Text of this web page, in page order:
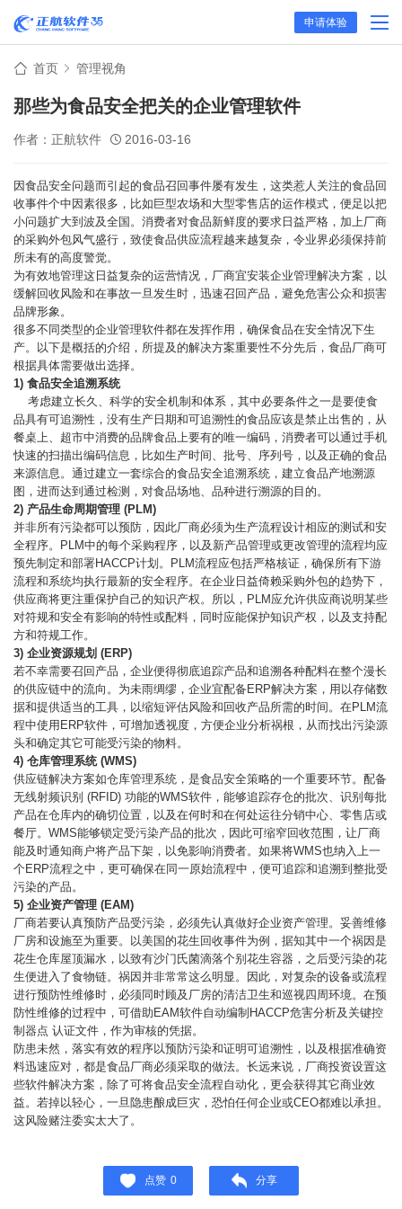
申请体验
首页 管理视角
那些为食品安全把关的企业管理软件
作者：正航软件 2016-03-16
因食品安全问题而引起的食品召回事件屡有发生，这类惹人关注的食品回
收事件个中因素很多，比如巨型农场和大型零售店的运作模式，便足以把
小问题扩大到波及全国。消费者对食品新鲜度的要求日益严格，加上厂商
的采购外包风气盛行，致使食品供应流程越来越复杂，令业界必须保持前
所未有的高度警觉。
为有效地管理这日益复杂的运营情况，厂商宜安装企业管理解决方案，以
缓解回收风险和在事故一旦发生时，迅速召回产品，避免危害公众和损害
品牌形象。
很多不同类型的企业管理软件都在发挥作用，确保食品在安全情况下生
产。以下是概括的介绍，所提及的解决方案重要性不分先后，食品厂商可
根据具体需要做出选择。
1) 食品安全追溯系统
考虑建立长久、科学的安全机制和体系，其中必要条件之一是要使食
品具有可追溯性，没有生产日期和可追溯性的食品应该是禁止出售的，从
餐桌上、超市中消费的品牌食品上要有的唯一编码，消费者可以通过手机
快速的扫描出编码信息，比如生产时间、批号、序列号，以及正确的食品
来源信息。通过建立一套综合的食品安全追溯系统，建立食品产地溯源
图，进而达到通过检测，对食品场地、品种进行溯源的目的。
2) 产品生命周期管理 (PLM)
并非所有污染都可以预防，因此厂商必须为生产流程设计相应的测试和安
全程序。PLM中的每个采购程序，以及新产品管理或更改管理的流程均应
预先制定和部署HACCP计划。PLM流程应包括严格核证，确保所有下游
流程和系统均执行最新的安全程序。在企业日益倚赖采购外包的趋势下，
供应商将更注重保护自己的知识产权。所以，PLM应允许供应商说明某些
对符规和安全有影响的特性或配料，同时应能保护知识产权，以及支持配
方和符规工作。
3) 企业资源规划 (ERP)
若不幸需要召回产品，企业便得彻底追踪产品和追溯各种配料在整个漫长
的供应链中的流向。为未雨绸缪，企业宜配备ERP解决方案，用以存储数
据和提供适当的工具，以缩短评估风险和回收产品所需的时间。在PLM流
程中使用ERP软件，可增加透视度，方便企业分析祸根，从而找出污染源
头和确定其它可能受污染的物料。
4) 仓库管理系统 (WMS)
供应链解决方案如仓库管理系统，是食品安全策略的一个重要环节。配备
无线射频识别 (RFID) 功能的WMS软件，能够追踪存仓的批次、识别每批
产品在仓库内的确切位置，以及在何时和在何处运往分销中心、零售店或
餐厅。WMS能够锁定受污染产品的批次，因此可缩窄回收范围，让厂商
能及时通知商户将产品下架，以免影响消费者。如果将WMS也纳入上一
个ERP流程之中，更可确保在同一原始流程中，便可追踪和追溯到整批受
污染的产品。
5) 企业资产管理 (EAM)
厂商若要认真预防产品受污染，必须先认真做好企业资产管理。妥善维修
厂房和设施至为重要。以美国的花生回收事件为例，据知其中一个祸因是
花生仓库屋顶漏水，以致有沙门氏菌滴落个别花生容器，之后受污染的花
生便进入了食物链。祸因并非常常这么明显。因此，对复杂的设备或流程
进行预防性维修时，必须同时顾及厂房的清洁卫生和巡视四周环境。在预
防性维修的过程中，可借助EAM软件自动编制HACCP危害分析及关键控
制器点 认证文件，作为审核的凭据。
防患未然，落实有效的程序以预防污染和证明可追溯性，以及根据准确资
料迅速应对，都是食品厂商必须采取的做法。长远来说，厂商投资设置这
些软件解决方案，除了可将食品安全流程自动化，更会获得其它商业效
益。若掉以轻心，一旦隐患酿成巨灾，恐怕任何企业或CEO都难以承担。
这风险赌注委实太大了。
点赞 0 分享